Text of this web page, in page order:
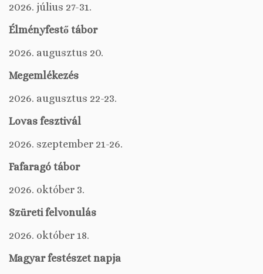
2026. július 27-31.
Élményfestő tábor
2026. augusztus 20.
Megemlékezés
2026. augusztus 22-23.
Lovas fesztivál
2026. szeptember 21-26.
Fafaragó tábor
2026. október 3.
Szüreti felvonulás
2026. október 18.
Magyar festészet napja